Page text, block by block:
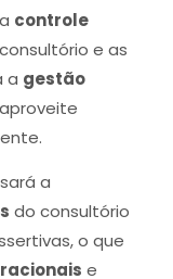
controle
e as
a gestão
a
do consultório
o que
e